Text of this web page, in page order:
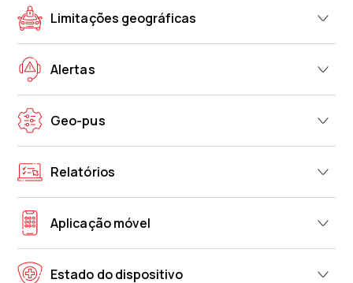
Limitações geográficas
Alertas
Geo-pus
Relatórios
Aplicação móvel
Estado do dispositivo